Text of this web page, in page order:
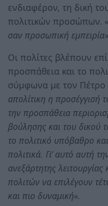
ενδιαφέρον, τη δική
πολιτικών προσώπων.
σαν προσωπική
Οι πολίτες βλέπουν
προσπάθεια και το
σύμφωνα με τον Πέτρο
απολίτικη η προσέγγισή
την προσπάθεια
βούλησης και του δικού
το πολιτικό υπόβαθρο
πολιτικά. Γι’ αυτό αυτή
ανεξάρτητης
πολιτών να επιλέγουν
και πιο δυναμική».